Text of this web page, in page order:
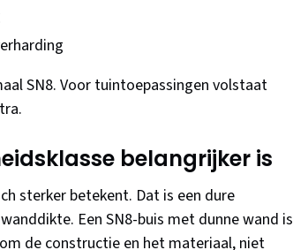
SN8. Voor tuintoepassingen volstaat
belangrijker is
sterker betekent. Dat is een dure
Een SN8-buis met dunne wand is
de constructie en het materiaal, niet